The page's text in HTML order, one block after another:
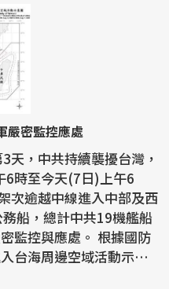
嚴密監控應處
天，中共持續襲擾台灣，
6時至今天(7日)上午6
次逾越中線進入中部及西
船，總計中共19機艦船
應處。 根據國防
台海周邊空域活動示意